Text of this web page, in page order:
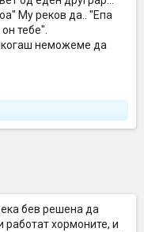
Му реков да.. "Епа
тебе".
неможеме да
бев решена да
хормоните, и